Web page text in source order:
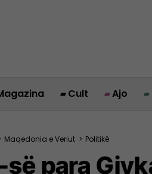
Cult Ajo
Maqedonia e Veriut > Politikë
para